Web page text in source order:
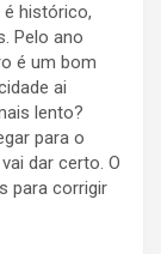
histórico,
Pelo ano
é um bom
ai
lento?
para o
dar certo. O
para corrigir